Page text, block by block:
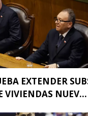
EXTENDER
VIVIENDAS NUEV...